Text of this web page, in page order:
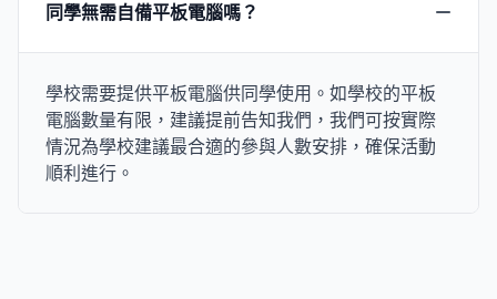
同學無需自備平板電腦嗎？
學校需要提供平板電腦供同學使用。如學校的平板
電腦數量有限，建議提前告知我們，我們可按實際
情況為學校建議最合適的參與人數安排，確保活動
順利進行。